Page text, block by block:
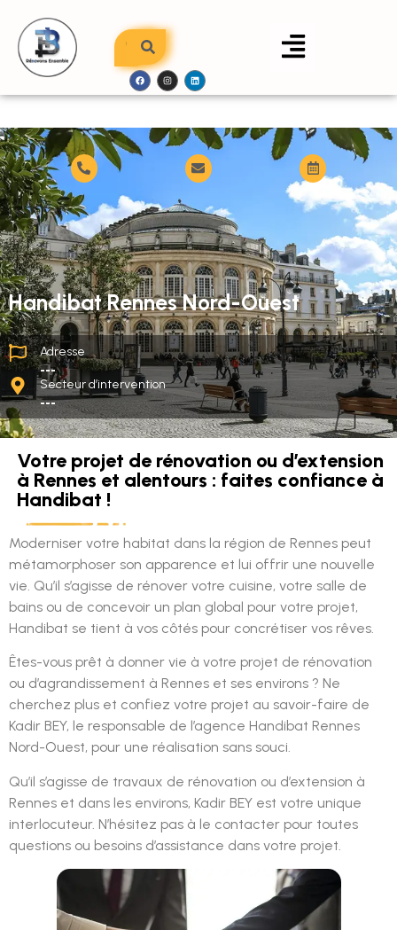
Adresse
---
Secteur d’intervention
---
Handibat Rennes Nord-Ouest
Votre projet de rénovation ou d’extension
à Rennes et alentours : faites confiance à
Handibat !
Moderniser votre habitat dans la région de Rennes peut
métamorphoser son apparence et lui offrir une nouvelle
vie. Qu’il s’agisse de rénover votre cuisine, votre salle de
bains ou de concevoir un plan global pour votre projet,
Handibat se tient à vos côtés pour concrétiser vos rêves.
Êtes-vous prêt à donner vie à votre projet de rénovation
ou d’agrandissement à Rennes et ses environs ? Ne
cherchez plus et confiez votre projet au savoir-faire de
Kadir BEY, le responsable de l’agence Handibat Rennes
Nord-Ouest, pour une réalisation sans souci.
Qu’il s’agisse de travaux de rénovation ou d’extension à
Rennes et dans les environs, Kadir BEY est votre unique
interlocuteur. N’hésitez pas à le contacter pour toutes
questions ou besoins d’assistance dans votre projet.